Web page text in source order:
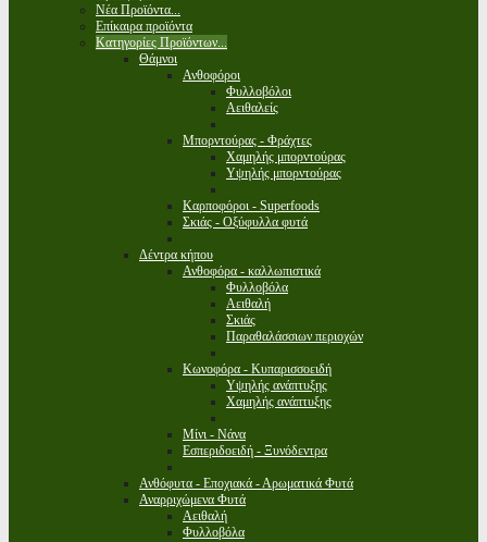
Νέα Προϊόντα...
Επίκαιρα προϊόντα
Κατηγορίες Προϊόντων...
Θάμνοι
Ανθοφόροι
Φυλλοβόλοι
Αειθαλείς
Μπορντούρας - Φράχτες
Χαμηλής μπορντούρας
Υψηλής μπορντούρας
Καρποφόροι - Superfoods
Σκιάς - Οξύφυλλα φυτά
Δέντρα κήπου
Ανθοφόρα - καλλωπιστικά
Φυλλοβόλα
Αειθαλή
Σκιάς
Παραθαλάσσιων περιοχών
Κωνοφόρα - Κυπαρισσοειδή
Υψηλής ανάπτυξης
Χαμηλής ανάπτυξης
Μίνι - Νάνα
Εσπεριδοειδή - Ξυνόδεντρα
Ανθόφυτα - Εποχιακά - Αρωματικά Φυτά
Αναρριχώμενα Φυτά
Αειθαλή
Φυλλοβόλα